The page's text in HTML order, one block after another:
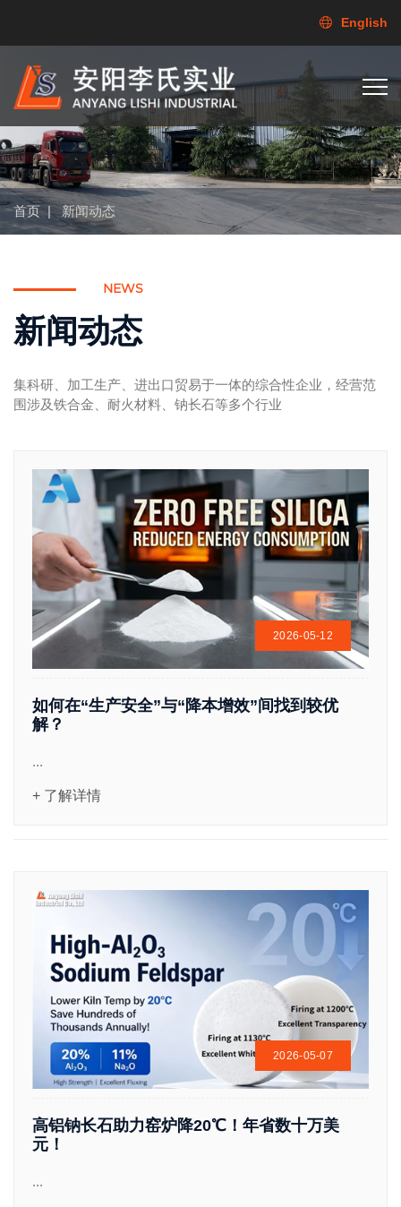
English
首页 | 新闻动态
NEWS
新闻动态
集科研、加工生产、进出口贸易于一体的综合性企业，经营范
围涉及铁合金、耐火材料、钠长石等多个行业
2026-05-12
如何在“生产安全”与“降本增效”间找到较优
解？
...
+ 了解详情
2026-05-07
高铝钠长石助力窑炉降20℃！年省数十万美
元！
...